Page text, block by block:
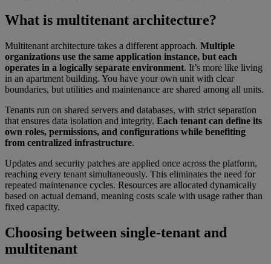
What is multitenant architecture?
Multitenant architecture takes a different approach. Multiple
organizations use the same application instance, but each
operates in a logically separate environment. It’s more like living
in an apartment building. You have your own unit with clear
boundaries, but utilities and maintenance are shared among all units.
Tenants run on shared servers and databases, with strict separation
that ensures data isolation and integrity. Each tenant can define its
own roles, permissions, and configurations while benefiting
from centralized infrastructure.
Updates and security patches are applied once across the platform,
reaching every tenant simultaneously. This eliminates the need for
repeated maintenance cycles. Resources are allocated dynamically
based on actual demand, meaning costs scale with usage rather than
fixed capacity.
Choosing between single-tenant and
multitenant